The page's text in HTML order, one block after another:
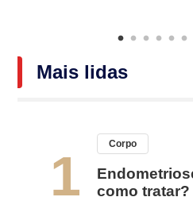
Mais lidas
1
Corpo
como tratar?